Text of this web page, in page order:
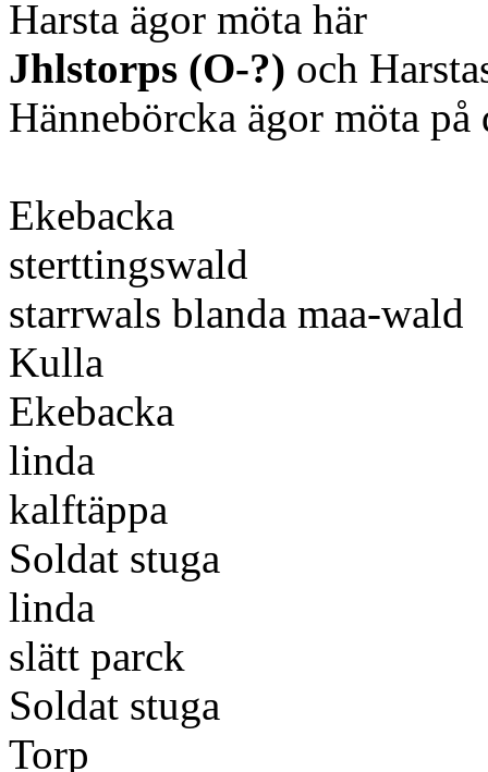
Harsta ägor möta här
Jhlstorps (O-?) och
Hännebörcka ägor möta på
Ekebacka
sterttingswald
starrwals blanda maa-wald
Kulla
Ekebacka
linda
kalftäppa
Soldat stuga
linda
slätt parck
Soldat stuga
Torp